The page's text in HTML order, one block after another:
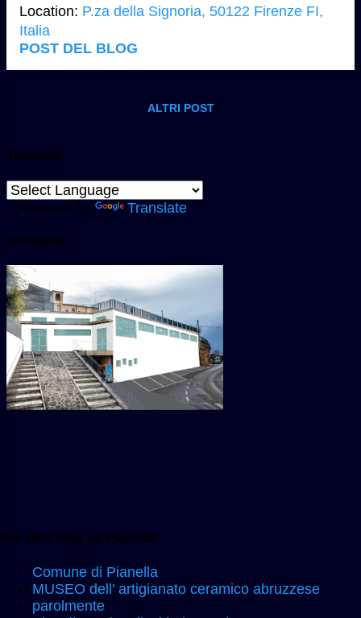
innovazione, l’arte stessa attraversa
proliferazione di progetti digitali
all’emergere di art...
Location: P.za della Signoria, 50122 Firenze FI,
Italia
POST DEL BLOG
ALTRI POST
Translate
Powered by Translate
immagine
link siti e blog su Pianella
Comune di Pianella
MUSEO dell' artigianato ceramico abruzzese
parolmente